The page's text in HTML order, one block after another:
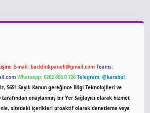
E-mail: backlinkpaneli@gmail.com Teams:
Whatsapp: 0262 606 0 726 Telegram: @karabul
5651 Sayılı Kanun gereğince Bilgi Teknolojileri ve
onaylanmış bir Yer Sağlayıcı olarak hizmet
sitedeki içerikleri proaktif olarak denetleme veya